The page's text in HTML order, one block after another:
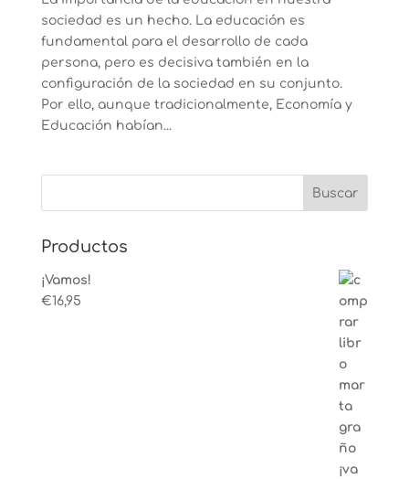
sociedad es un hecho. La educación es
fundamental para el desarrollo de cada
persona, pero es decisiva también en la
configuración de la sociedad en su conjunto.
Por ello, aunque tradicionalmente, Economía y
Educación habían...
Productos
¡Vamos!
€16,95